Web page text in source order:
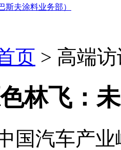
页 > 高端
林飞：
汽车产业